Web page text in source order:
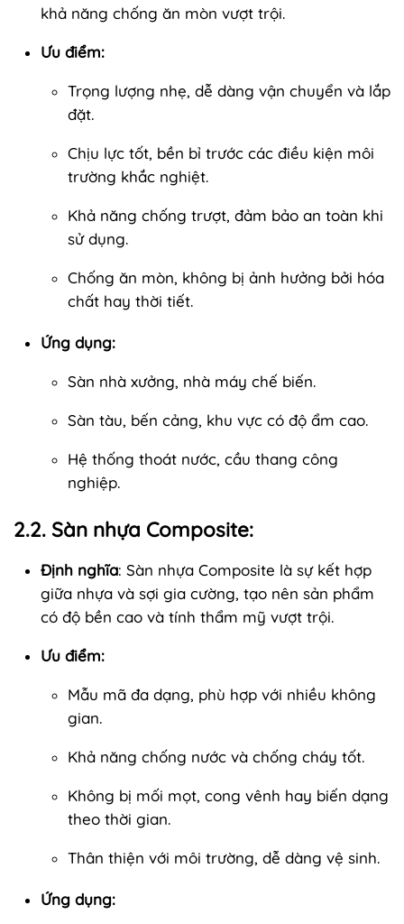
khả năng chống ăn mòn vượt trội.
Ưu điểm:
Trọng lượng nhẹ, dễ dàng vận chuyển và lắp
đặt.
Chịu lực tốt, bền bỉ trước các điều kiện môi
trường khắc nghiệt.
Khả năng chống trượt, đảm bảo an toàn khi
sử dụng.
Chống ăn mòn, không bị ảnh hưởng bởi hóa
chất hay thời tiết.
Ứng dụng:
Sàn nhà xưởng, nhà máy chế biến.
Sàn tàu, bến cảng, khu vực có độ ẩm cao.
Hệ thống thoát nước, cầu thang công
nghiệp.
2.2. Sàn nhựa Composite:
Định nghĩa: Sàn nhựa Composite là sự kết hợp
giữa nhựa và sợi gia cường, tạo nên sản phẩm
có độ bền cao và tính thẩm mỹ vượt trội.
Ưu điểm:
Mẫu mã đa dạng, phù hợp với nhiều không
gian.
Khả năng chống nước và chống cháy tốt.
Không bị mối mọt, cong vênh hay biến dạng
theo thời gian.
Thân thiện với môi trường, dễ dàng vệ sinh.
Ứng dụng: